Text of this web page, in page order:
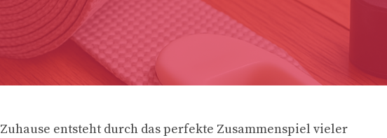
entsteht durch das perfekte Zusammenspiel vieler